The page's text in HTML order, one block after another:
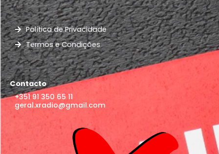
Política de Privacidade
Termos e Condições
Contacto
+351 91 350 65 11
geral.xradio@gmail.com